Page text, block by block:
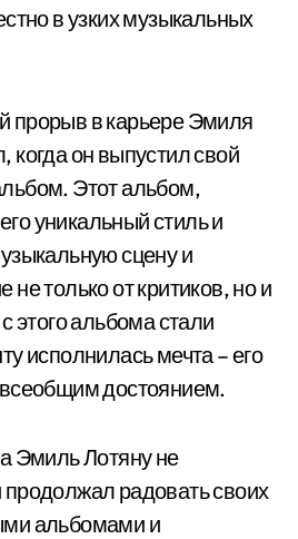
в узких музыкальных
прорыв в карьере Эмиля
когда он выпустил свой
Этот альбом,
уникальный стиль и
сцену и
не только от критиков, но и
этого альбома стали
исполнилась мечта – его
достоянием.
Эмиль Лотяну не
радовать своих
альбомами и